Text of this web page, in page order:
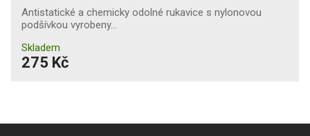
Antistatické a chemicky odolné rukavice s nylonovou
podšívkou vyrobeny…
Skladem
275 Kč